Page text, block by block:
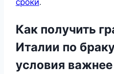
сроки.
Как получить
Италии по
условия важнее